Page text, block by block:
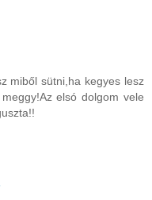
miből sütni,ha kegyes lesz
elsó dolgom vele